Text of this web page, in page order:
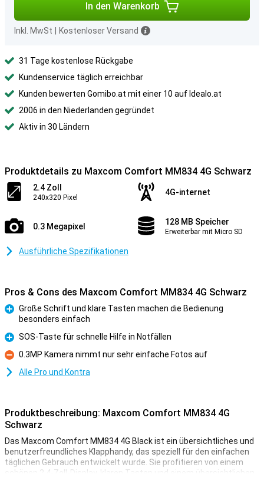
In den Warenkorb
Inkl. MwSt Kostenloser Versand
31 Tage kostenlose Rückgabe
Kundenservice täglich erreichbar
Kunden bewerten Gomibo.at mit einer 10 auf Idealo.at
2006 in den Niederlanden gegründet
Aktiv in 30 Ländern
Produktdetails zu Maxcom Comfort MM834 4G Schwarz
2.4 Zoll
240x320 Pixel
4G-internet
0.3 Megapixel 128 MB Speicher
Erweiterbar mit Micro SD
Ausführliche Spezifikationen
Pros & Cons des Maxcom Comfort MM834 4G Schwarz
Große Schrift und klare Tasten machen die Bedienung
besonders einfach
Pro
SOS-Taste für schnelle Hilfe in Notfällen
Kontra
0.3MP Kamera nimmt nur sehr einfache Fotos auf
Alle Pro und Kontra
Produktbeschreibung: Maxcom Comfort MM834 4G
Schwarz
Das Maxcom Comfort MM834 4G Black ist ein übersichtliches und
benutzerfreundliches Klapphandy, das speziell für den einfachen
täglichen Gebrauch entwickelt wurde. Sie profitieren von einem
schönen 2,4-Zoll-Display, klaren Tasten und einem übersichtlichen